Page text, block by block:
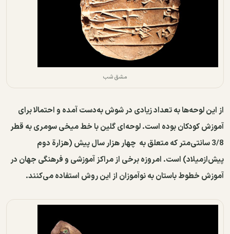
مشق شب
از این لوحه‌ها به تعداد زیادی در شوش به‌دست آمده و احتمالا برای
آموزش کودکان بوده است. لوحه‌ای گلین با خط میخی سومری به قطر
3/8 سانتی‌متر که متعلق به چهار هزار سال پیش (هزارة دوم
پیش‌ازمیلاد) است. امروزه برخی از مراکز آموزشی و فرهنگی جهان در
آموزش خطوط باستان به ‌نوآموزان از این روش استفاده می‌کنند.